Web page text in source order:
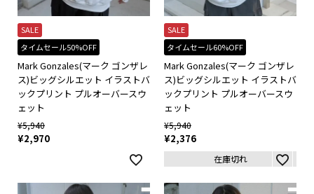
SALE
タイムセール50%OFF
Mark Gonzales(マーク ゴンザレ
ス)ビッグシルエット イラストバ
ックプリント プルオーバースウ
ェット
¥5,940
¥2,970
SALE
タイムセール60%OFF
Mark Gonzales(マーク ゴンザレ
ス)ビッグシルエット イラストバ
ックプリント プルオーバースウ
ェット
¥5,940
¥2,376
在庫切れ